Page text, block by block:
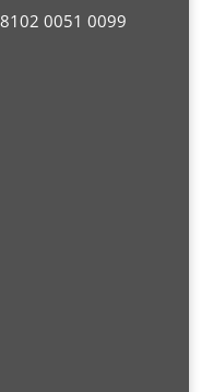
0051 0099